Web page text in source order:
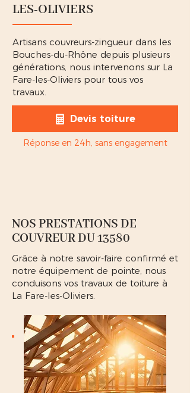
LES-OLIVIERS
Artisans couvreurs-zingueur dans les
Bouches-du-Rhône depuis plusieurs
générations, nous intervenons sur La
Fare-les-Oliviers pour tous vos
travaux.
Devis toiture
Réponse en 24h, sans engagement
NOS PRESTATIONS DE
COUVREUR DU 13580
Grâce à notre savoir-faire confirmé et
notre équipement de pointe, nous
conduisons vos travaux de toiture à
La Fare-les-Oliviers.